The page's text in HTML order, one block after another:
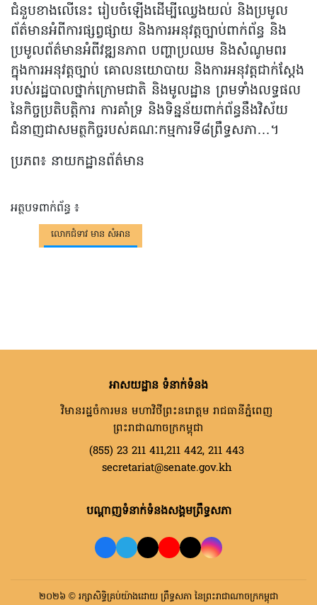
ជំនួបខាងលើនេះ រៀបចំឡើងដើម្បីឈ្វេងយល់ និងប្រមូល
ព័ត៌មានអំពីការផ្សព្វផ្សាយ និងការអនុវត្តច្បាប់ពាក់ព័ន្ធ និង
ប្រមូលព័ត៌មានអំពីវឌ្ឍនភាព បញ្ហាប្រឈម និងសំណូមពរ
ក្នុងការអនុវត្តច្បាប់ គោលនយោបាយ និងការអនុវត្តជាក់ស្ដែង
របស់រដ្ឋបាលថ្នាក់ក្រោមជាតិ និងមូលដ្ឋាន ព្រមទាំងលទ្ធផល
នៃកិច្ចប្រតិបត្តិការ ការគាំទ្រ និងទិន្នន័យពាក់ព័ន្ធនឹងវិស័យ
ជំនាញជាសមត្ថកិច្ចរបស់គណៈកម្មការទី៨ព្រឹទ្ធសភា…។
ប្រភព៖ នាយកដ្ឋានព័ត៌មាន
អត្ថបទពាក់ព័ន្ធ ៖
លោកជំទាវ មាន សំអាន
អាសយដ្ឋាន ទំនាក់ទំនង
វិមានរដ្ឋចំការមន មហាវិថីព្រះនរោត្តម រាជធានីភ្នំពេញ
ព្រះរាជាណាចក្រកម្ពុជា
(855) 23 211 411,211 442, 211 443
secretariat@senate.gov.kh
បណ្តាញទំនាក់ទំនងសង្គមព្រឹទ្ធសភា
២០២៦ © រក្សាសិទ្ធិគ្រប់យ៉ាងដោយ ព្រឹទ្ធសភា នៃព្រះរាជាណាចក្រកម្ពុជា